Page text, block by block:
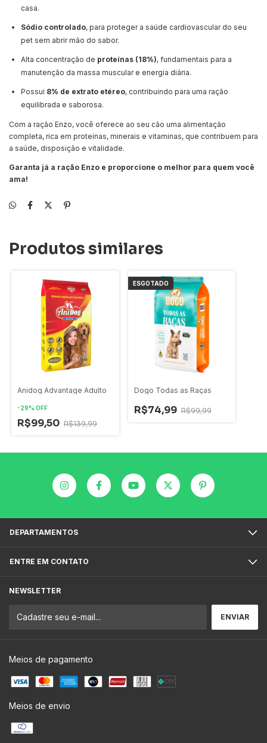
casa.
Sódio controlado, para proteger a saúde cardiovascular do seu
pet sem abrir mão do sabor.
Alta concentração de proteínas (18%), fundamentais para a
manutenção da massa muscular e energia diária.
Possui 8% de extrato etéreo, contribuindo para uma ração
equilibrada e saborosa.
Com a ração Enzo, você oferece ao seu cão uma alimentação
completa, rica em proteínas, minerais e vitaminas, que contribuem para
a saúde, disposição e vitalidade.
Garanta já a ração Enzo e proporcione o melhor para quem você
ama!
Produtos similares
Anidog Advantage Adulto
-29% OFF
R$99,50 R$139,99
ESGOTADO
Dogo Todas as Raças
R$74,99 R$99,99
DEPARTAMENTOS
ENTRE EM CONTATO
NEWSLETTER
Meios de pagamento
Meios de envio